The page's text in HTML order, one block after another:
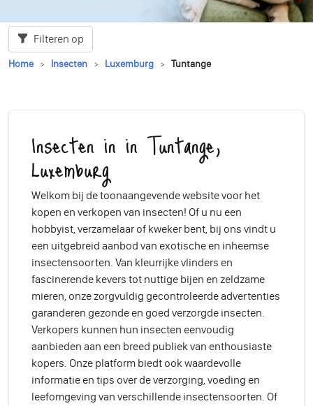
Filteren op
Home Insecten Luxemburg Tuntange
Insecten in in Tuntange,
Luxemburg
Welkom bij de toonaangevende website voor het
kopen en verkopen van insecten! Of u nu een
hobbyist, verzamelaar of kweker bent, bij ons vindt u
een uitgebreid aanbod van exotische en inheemse
insectensoorten. Van kleurrijke vlinders en
fascinerende kevers tot nuttige bijen en zeldzame
mieren, onze zorgvuldig gecontroleerde advertenties
garanderen gezonde en goed verzorgde insecten.
Verkopers kunnen hun insecten eenvoudig
aanbieden aan een breed publiek van enthousiaste
kopers. Onze platform biedt ook waardevolle
informatie en tips over de verzorging, voeding en
leefomgeving van verschillende insectensoorten. Of